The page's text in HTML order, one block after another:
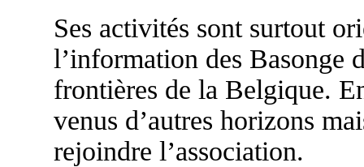
Ses activités sont surtout
l’information des Basonge
frontières de la Belgique.
venus d’autres horizons
rejoindre l’association.